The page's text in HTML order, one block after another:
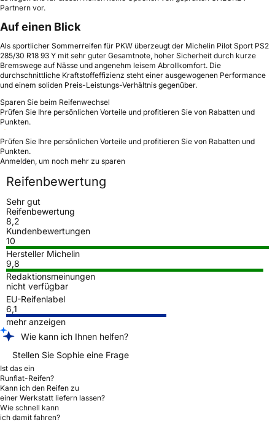
Partnern vor.
Auf einen Blick
Als sportlicher Sommerreifen für PKW überzeugt der Michelin Pilot Sport PS2
285/30 R18 93 Y mit sehr guter Gesamtnote, hoher Sicherheit durch kurze
Bremswege auf Nässe und angenehm leisem Abrollkomfort. Die
durchschnittliche Kraftstoffeffizienz steht einer ausgewogenen Performance
und einem soliden Preis-Leistungs-Verhältnis gegenüber.
Sparen Sie beim Reifenwechsel
Prüfen Sie Ihre persönlichen Vorteile und profitieren Sie von Rabatten und
Punkten.
Prüfen Sie Ihre persönlichen Vorteile und profitieren Sie von Rabatten und
Punkten.
Anmelden, um noch mehr zu sparen
Reifenbewertung
Sehr gut
Reifenbewertung
8,2
Kundenbewertungen
10
Hersteller Michelin
9,8
Redaktionsmeinungen
nicht verfügbar
EU-Reifenlabel
6,1
mehr anzeigen
Wie kann ich Ihnen helfen?
Stellen Sie Sophie eine Frage
Ist das ein
Runflat-Reifen?
Kann ich den Reifen zu
einer Werkstatt liefern lassen?
Wie schnell kann
ich damit fahren?